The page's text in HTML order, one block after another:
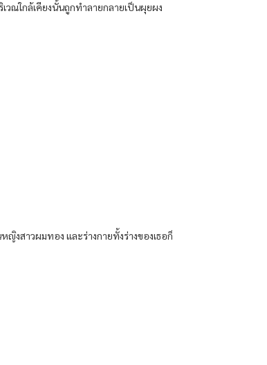
ณใกล้เคียงนั้นถูกทำลายกลายเป็นผุยผง
งสาวผมทอง และร่างกายทั้งร่างของเธอก็